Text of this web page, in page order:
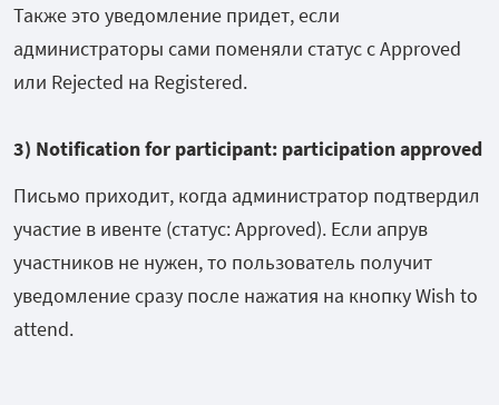
Также это уведомление придет, если
администраторы сами поменяли статус с Approved
или Rejected на Registered.
3) Notification for participant: participation approved
Письмо приходит, когда администратор подтвердил
участие в ивенте (статус: Approved). Если апрув
участников не нужен, то пользователь получит
уведомление сразу после нажатия на кнопку Wish to
attend.